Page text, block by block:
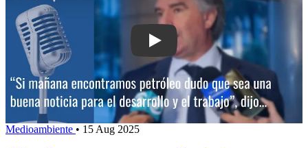
Play: “Si mañana encontramos
Medioambiente • 15 Aug 2025